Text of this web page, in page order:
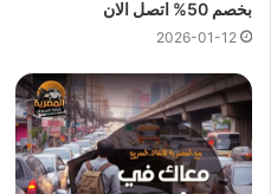
الوزن أو ثقيلة.
أرقامنا01144849927او
01094833093
فور وقوع أي عطل ففريقنا مدرب
بحرفية، سواء كانت السيارة بحاجة
بخصم 50% اتصل الان
2026-01-12